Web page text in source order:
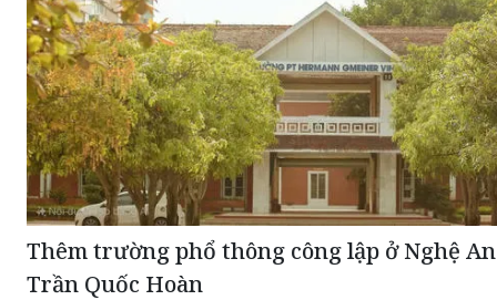
Thêm trường phổ thông công lập ở Nghệ
Trần Quốc Hoàn